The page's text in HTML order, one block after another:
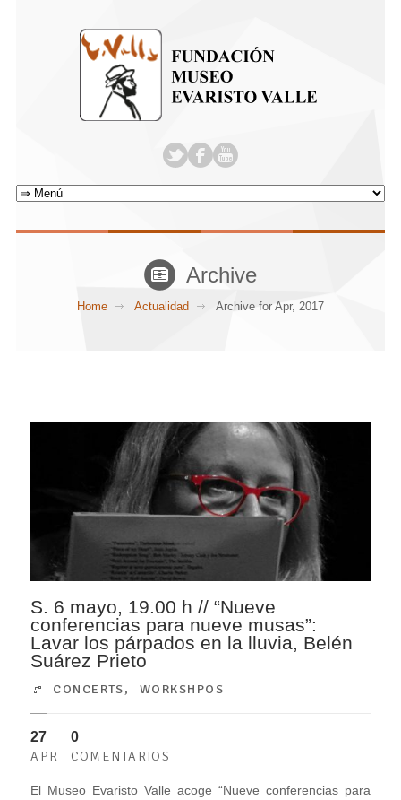
Archive
Home Actualidad Archive for Apr, 2017
S. 6 mayo, 19.00 h // “Nueve
conferencias para nueve musas”:
Lavar los párpados en la lluvia, Belén
Suárez Prieto
CONCERTS,WORKSHPOS
27
APR
0
COMENTARIOS
El Museo Evaristo Valle acoge “Nueve conferencias para